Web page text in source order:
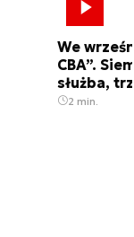
We
CBA”.
służba,
2 min.